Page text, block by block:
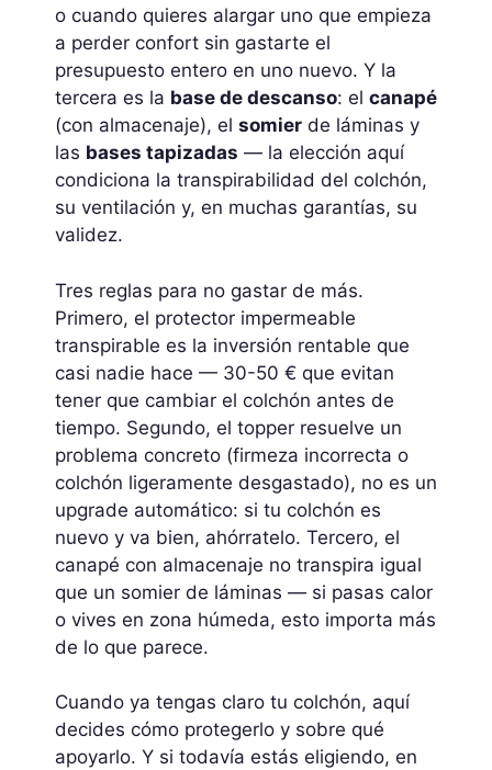
o cuando quieres alargar uno que empieza
a perder confort sin gastarte el
presupuesto entero en uno nuevo. Y la
tercera es la base de descanso: el canapé
(con almacenaje), el somier de láminas y
las bases tapizadas — la elección aquí
condiciona la transpirabilidad del colchón,
su ventilación y, en muchas garantías, su
validez.
Tres reglas para no gastar de más.
Primero, el protector impermeable
transpirable es la inversión rentable que
casi nadie hace — 30-50 € que evitan
tener que cambiar el colchón antes de
tiempo. Segundo, el topper resuelve un
problema concreto (firmeza incorrecta o
colchón ligeramente desgastado), no es un
upgrade automático: si tu colchón es
nuevo y va bien, ahórratelo. Tercero, el
canapé con almacenaje no transpira igual
que un somier de láminas — si pasas calor
o vives en zona húmeda, esto importa más
de lo que parece.
Cuando ya tengas claro tu colchón, aquí
decides cómo protegerlo y sobre qué
apoyarlo. Y si todavía estás eligiendo, en